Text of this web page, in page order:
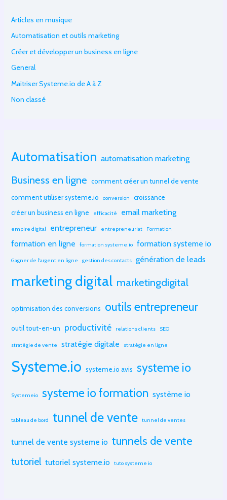
Articles en musique
Automatisation et outils marketing
Créer et développer un business en ligne
General
Maitriser Systeme.io de A à Z
Non classé
Automatisation automatisation marketing
Business en ligne comment créer un tunnel de vente
comment utiliser systeme.io
conversion
croissance
créer un business en ligne
efficacité email marketing
empire digital entrepreneur entrepreneuriat Formation
formation en ligne formation systeme.io formation systeme io
Gagner de l'argent en ligne gestion des contacts génération de leads
marketing digital marketingdigital
optimisation des conversions outils entrepreneur
outil tout-en-un productivité relations clients SEO
stratégie de vente stratégie digitale stratégie en ligne
Systeme.io systeme.io avis systeme io
Systemeio systeme io formation système io
tableau de bord tunnel de vente tunnel de ventes
tunnel de vente systeme io tunnels de vente
tutoriel tutoriel systeme.io tuto systeme io